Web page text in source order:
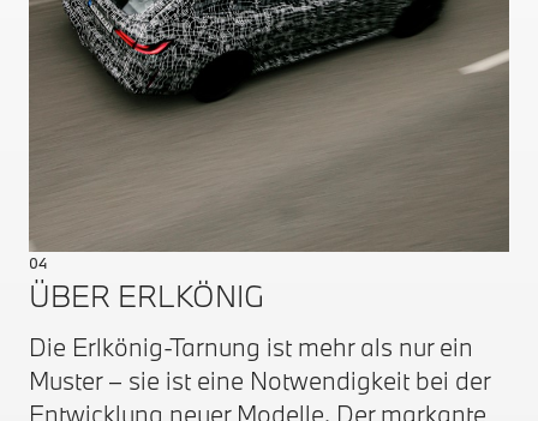
04
ÜBER ERLKÖNIG
Die Erlkönig-Tarnung ist mehr als nur ein
Muster – sie ist eine Notwendigkeit bei der
Entwicklung neuer Modelle. Der markante